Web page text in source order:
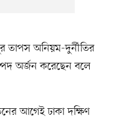
অনিয়ম-দুর্নীতির
অর্জন করেছেন বলে
আগেই ঢাকা দক্ষিণ